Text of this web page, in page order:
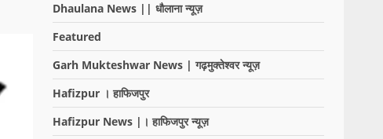
Dhaulana News || धौलाना न्यूज़
Featured
Garh Mukteshwar News | गढ़मुक्तेश्वर न्यूज़
Hafizpur । हाफिजपुर
Hafizpur News |। हाफिजपुर न्यूज़